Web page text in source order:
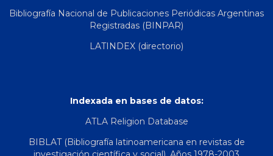
Bibliografía Nacional de Publicaciones Periódicas Argentinas
Registradas (BINPAR)
LATINDEX (directorio)
Indexada en bases de datos:
ATLA Religion Database
BIBLAT (Bibliografía latinoamericana en revistas de